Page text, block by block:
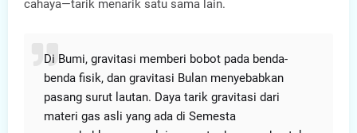
cahaya—tarik menarik satu sama lain.
Di Bumi, gravitasi memberi bobot pada benda-
benda fisik, dan gravitasi Bulan menyebabkan
pasang surut lautan. Daya tarik gravitasi dari
materi gas asli yang ada di Semesta